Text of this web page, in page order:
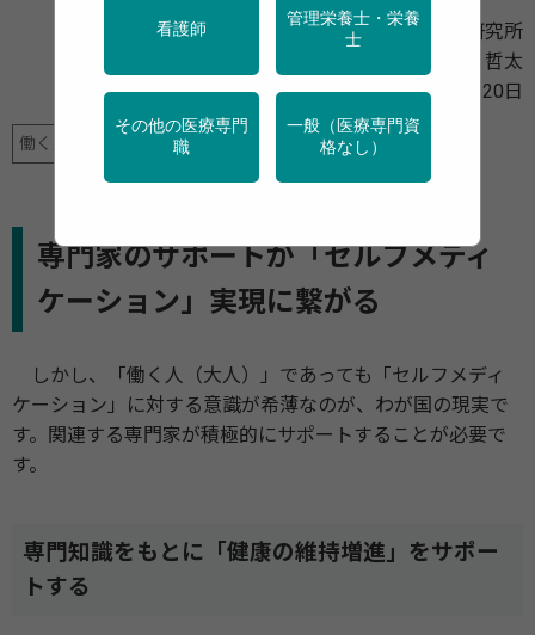
一般社団法人 日本くすり教育研究所
代表理事 加藤 哲太
2025年05月20日
働く人に伝えたい！薬との付き合い方
専門家のサポートが「セルフメディ
ケーション」実現に繋がる
しかし、「働く人（大人）」であっても「セルフメディ
ケーション」に対する意識が希薄なのが、わが国の現実で
す。関連する専門家が積極的にサポートすることが必要で
す。
専門知識をもとに「健康の維持増進」をサポー
トする
看護師
管理栄養士・栄養
士
その他の医療専門
職
一般（医療専門資
格なし）